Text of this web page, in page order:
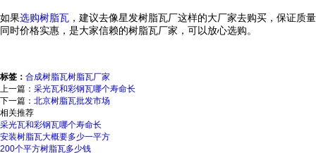
如果选购树脂瓦 ，建议去像星发树脂瓦厂这样的大厂家去购买，保证质量
同时价格实惠，是大家信赖的树脂瓦厂家，可以放心选购。
标签： 合成树脂瓦树脂瓦厂家
上一篇： 采光瓦和彩钢瓦哪个寿命长
下一篇： 北京树脂瓦批发市场
相关推荐
采光瓦和彩钢瓦哪个寿命长
安装树脂瓦大概要多少一平方
200个平方树脂瓦多少钱